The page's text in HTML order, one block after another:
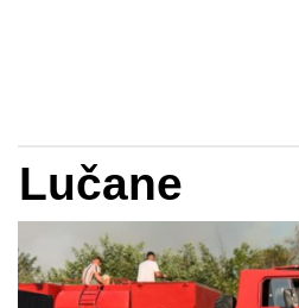
Lučane